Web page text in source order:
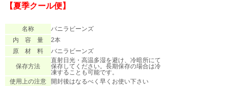
【夏季クール便】
名称
バニラビーンズ
内 容 量
2本
原 材 料
バニラビーンズ
保存方法
直射日光・高温多湿を避け、冷暗所にて
保存してください。長期保存の場合は冷
凍することも可能です。
使用上の注意
開封後はなるべく早くお使い下さい